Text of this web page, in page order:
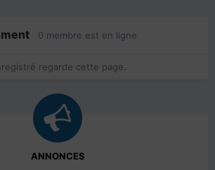
0 membre est en ligne
regarde cette page.
ANNONCES